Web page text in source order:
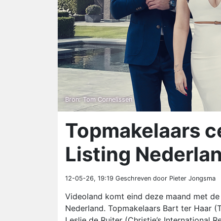
Bron: Tom Cornelissen
Topmakelaars
Listing
12-05-26, 19:19 Geschreven door Pieter Jongsma
Videoland komt eind deze maand met
Nederland. Topmakelaars Bart ter Haar